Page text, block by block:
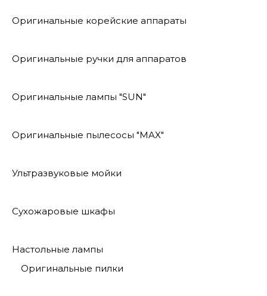
Оригинальные корейские аппараты
Оригинальные ручки для аппаратов
Оригинальные лампы "SUN"
Оригинальные пылесосы "MAX"
Ультразвуковые мойки
Сухожаровые шкафы
Настольные лампы
Оригинальные пилки